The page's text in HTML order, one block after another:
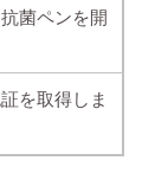
菌ペンを開
を取得しま